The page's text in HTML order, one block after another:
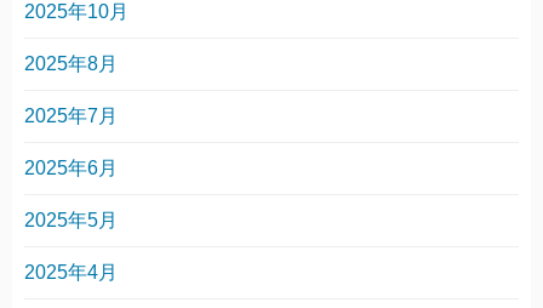
2025年10月
2025年8月
2025年7月
2025年6月
2025年5月
2025年4月